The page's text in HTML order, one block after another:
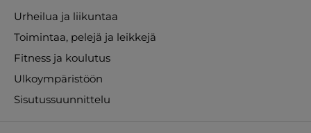
Urheilua ja liikuntaa
Toimintaa, pelejä ja leikkejä
Fitness ja koulutus
Ulkoympäristöön
Sisutussuunnittelu